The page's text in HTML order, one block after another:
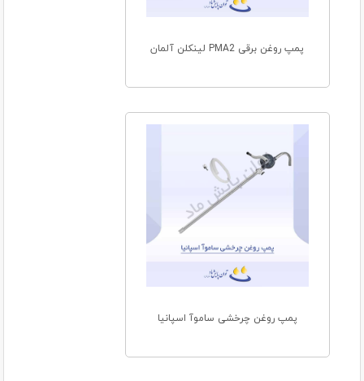
پمپ روغن برقی PMA2 لینکلن آلمان
پمپ روغن چرخشی ساموآ اسپانیا